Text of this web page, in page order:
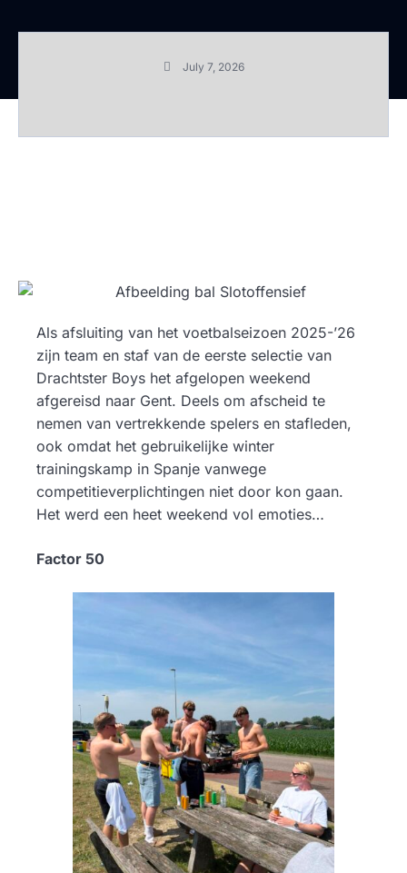
July 7, 2026
Als afsluiting van het voetbalseizoen 2025-’26
zijn team en staf van de eerste selectie van
Drachtster Boys het afgelopen weekend
afgereisd naar Gent. Deels om afscheid te
nemen van vertrekkende spelers en stafleden,
ook omdat het gebruikelijke winter
trainingskamp in Spanje vanwege
competitieverplichtingen niet door kon gaan.
Het werd een heet weekend vol emoties…
Factor 50